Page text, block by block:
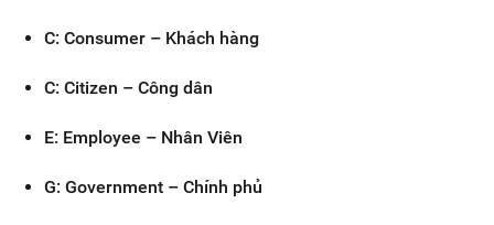
C: Consumer – Khách hàng
C: Citizen – Công dân
E: Employee – Nhân Viên
G: Government – Chính phủ